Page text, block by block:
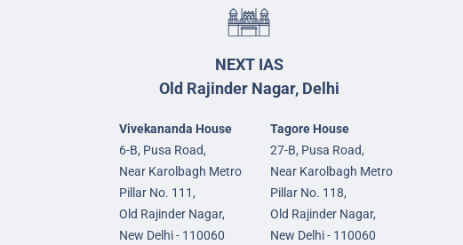
NEXT IAS
Old Rajinder Nagar, Delhi
Vivekananda House
6-B, Pusa Road,
Near Karolbagh Metro
Pillar No. 111,
Old Rajinder Nagar,
New Delhi - 110060
Tagore House
27-B, Pusa Road,
Near Karolbagh Metro
Pillar No. 118,
Old Rajinder Nagar,
New Delhi - 110060